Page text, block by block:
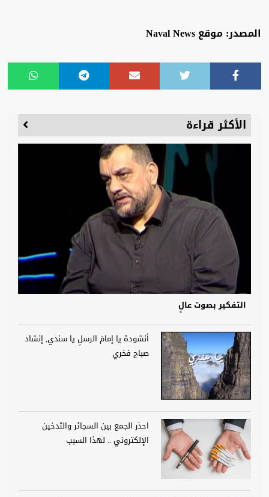
المصدر: موقع Naval News
الأكثر قراءة
التفكير بصوت عالٍ
أنشودة يا إمامَ الرسلِ يا سندي, إنشاد
صباح فخري
احذر الجمع بين السجائر والتدخين
الإلكتروني .. لهذا السبب